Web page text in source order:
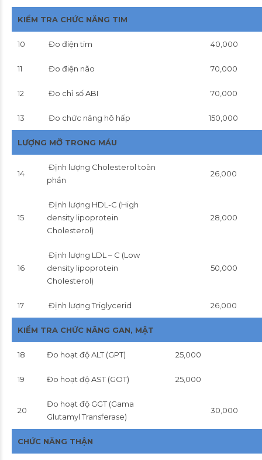
KIỂM TRA CHỨC NĂNG TIM
10 Đo điện tim 40,000
11 Đo điện não 70,000
12 Đo chỉ số ABI 70,000
13 Đo chức năng hô hấp 150,000
LƯỢNG MỠ TRONG MÁU
14
Định lượng Cholesterol toàn
phần
26,000
15
Định lượng HDL-C (High
density lipoprotein
Cholesterol)
28,000
16
Định lượng LDL – C (Low
density lipoprotein
Cholesterol)
50,000
17 Định lượng Triglycerid 26,000
KIỂM TRA CHỨC NĂNG GAN, MẬT
18 Đo hoạt độ ALT (GPT) 25,000
19 Đo hoạt độ AST (GOT) 25,000
20
Đo hoạt độ GGT (Gama
Glutamyl Transferase)
30,000
CHỨC NĂNG THẬN